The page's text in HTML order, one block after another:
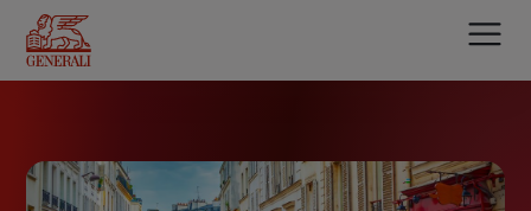
contenu
principal